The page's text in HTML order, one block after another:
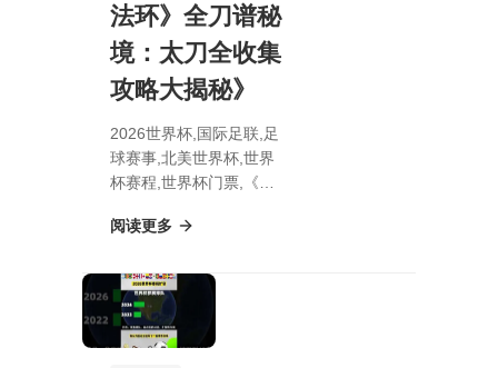
法环》全刀谱秘
境：太刀全收集
攻略大揭秘》
2026世界杯,国际足联,足
球赛事,北美世界杯,世界
杯赛程,世界杯门票,《解
秘境：太刀全收集攻略大
阅读更多